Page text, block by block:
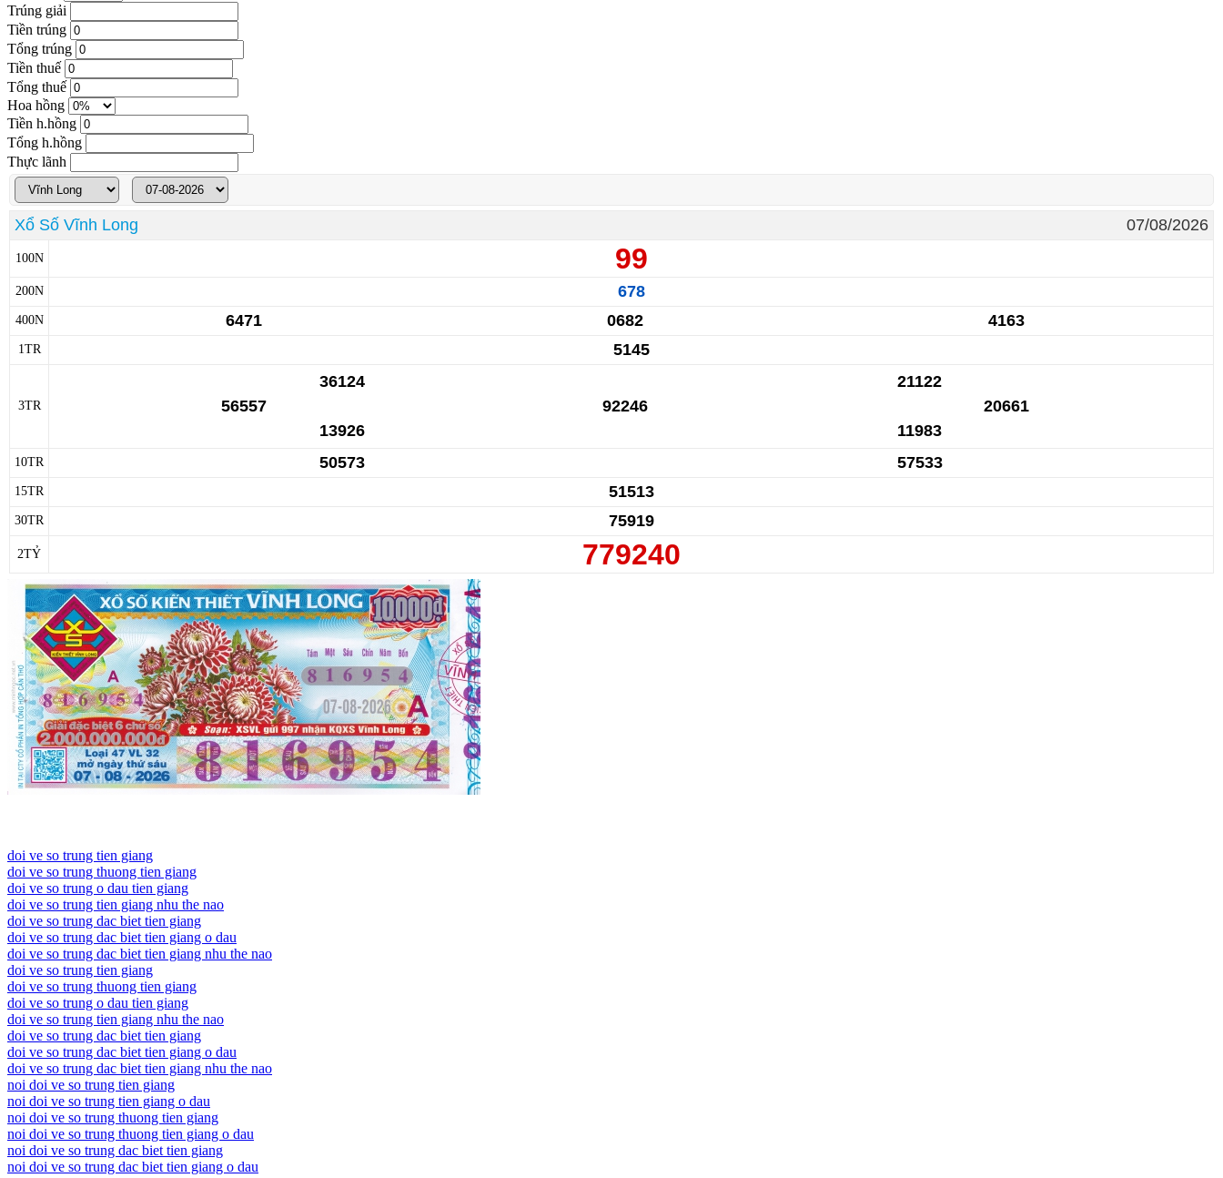
Trúng giải
Tiền trúng
Tổng trúng
Tiền thuế
Tổng thuế
Hoa hồng
Tiền h.hồng
Tổng h.hồng
Thực lãnh
doi ve so trung tien giang
doi ve so trung thuong tien giang
doi ve so trung o dau tien giang
doi ve so trung tien giang nhu the nao
doi ve so trung dac biet tien giang
doi ve so trung dac biet tien giang o dau
doi ve so trung dac biet tien giang nhu the nao
doi ve so trung tien giang
doi ve so trung thuong tien giang
doi ve so trung o dau tien giang
doi ve so trung tien giang nhu the nao
doi ve so trung dac biet tien giang
doi ve so trung dac biet tien giang o dau
doi ve so trung dac biet tien giang nhu the nao
noi doi ve so trung tien giang
noi doi ve so trung tien giang o dau
noi doi ve so trung thuong tien giang
noi doi ve so trung thuong tien giang o dau
noi doi ve so trung dac biet tien giang
noi doi ve so trung dac biet tien giang o dau